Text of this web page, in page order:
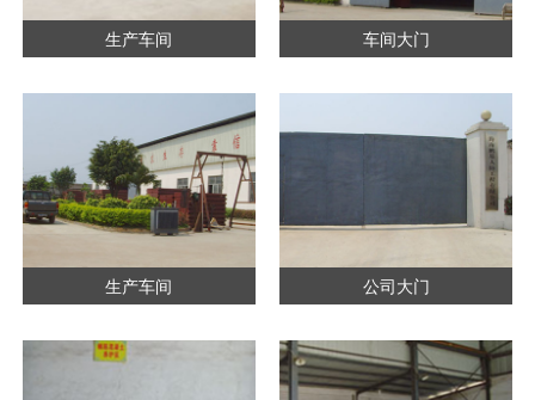
生产车间 车间大门
生产车间 公司大门